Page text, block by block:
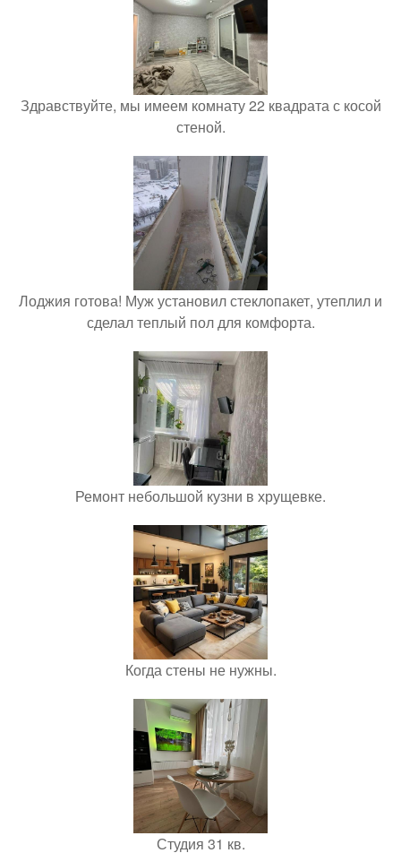
Здравствуйте, мы имеем комнату 22 квадрата с косой
стеной.
Лоджия готова! Муж установил стеклопакет, утеплил и
сделал теплый пол для комфорта.
Ремонт небольшой кузни в хрущевке.
Когда стены не нужны.
Студия 31 кв.